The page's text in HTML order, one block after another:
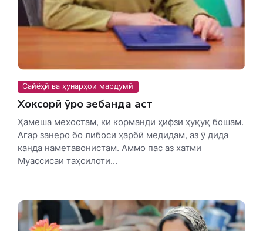
Сайёҳӣ ва ҳунарҳои мардумӣ
Хоксорӣ ӯро зебанда аст
Ҳамеша мехостам, ки корманди ҳифзи ҳуқуқ бошам.
Агар занеро бо либоси ҳарбӣ медидам, аз ӯ дида
канда наметавонистам. Аммо пас аз хатми
Муассисаи таҳсилоти...